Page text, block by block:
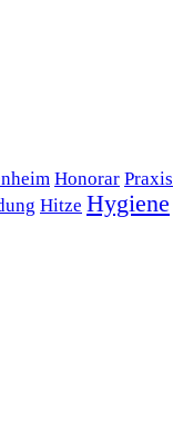
Honorar Praxis
Hitze Hygiene